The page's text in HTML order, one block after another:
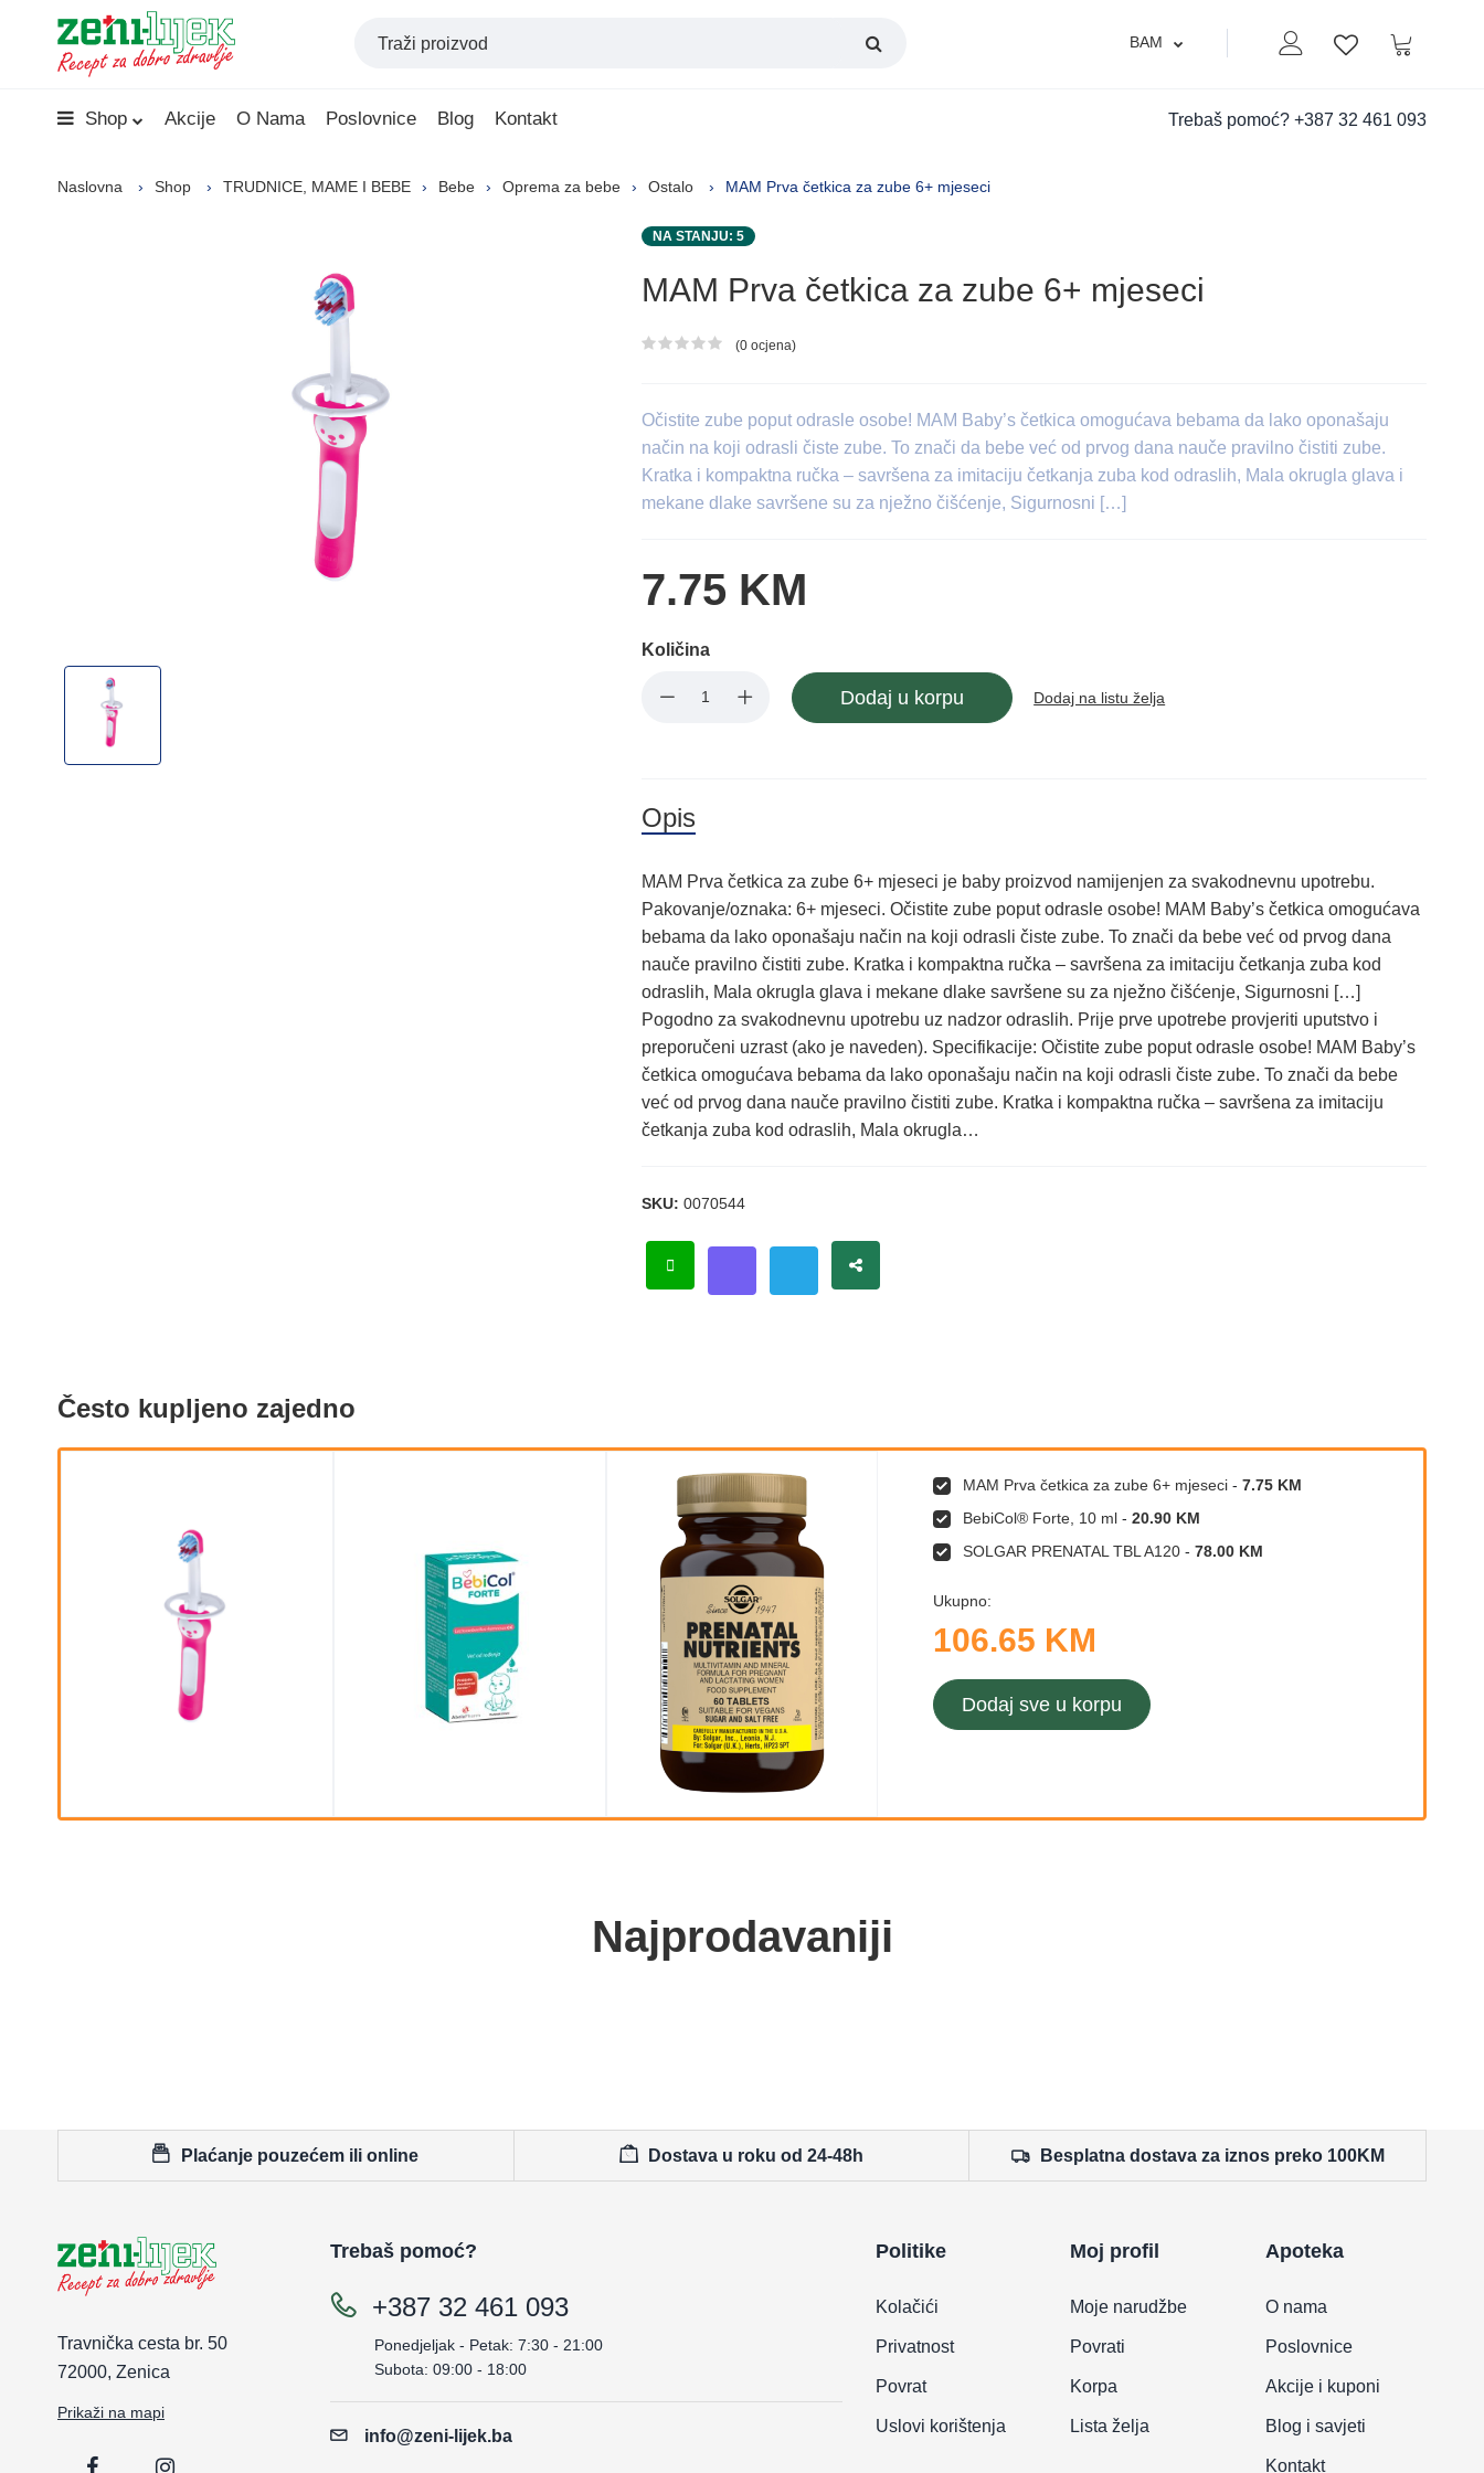
Moj nalogLista zelja
Korpa
BAM
Shop Akcije O Nama Poslovnice Blog Kontakt Trebaš pomoć? +387 32 461 093
Naslovna Shop TRUDNICE, MAME I BEBE Bebe Oprema za bebe Ostalo MAM Prva četkica za zube 6+ mjeseci
NA STANJU: 5
MAM Prva četkica za zube 6+ mjeseci
Ocjena proizvoda
(0 ocjena)
Očistite zube poput odrasle osobe! MAM Baby’s četkica omogućava bebama da lako oponašaju
način na koji odrasli čiste zube. To znači da bebe već od prvog dana nauče pravilno čistiti zube.
Kratka i kompaktna ručka – savršena za imitaciju četkanja zuba kod odraslih, Mala okrugla glava i
mekane dlake savršene su za nježno čišćenje, Sigurnosni […]
7.75 KM
Količina
Dodaj u korpu Dodaj na listu želja
Opis
MAM Prva četkica za zube 6+ mjeseci je baby proizvod namijenjen za svakodnevnu upotrebu.
Pakovanje/oznaka: 6+ mjeseci. Očistite zube poput odrasle osobe! MAM Baby’s četkica omogućava
bebama da lako oponašaju način na koji odrasli čiste zube. To znači da bebe već od prvog dana
nauče pravilno čistiti zube. Kratka i kompaktna ručka – savršena za imitaciju četkanja zuba kod
odraslih, Mala okrugla glava i mekane dlake savršene su za nježno čišćenje, Sigurnosni […]
Pogodno za svakodnevnu upotrebu uz nadzor odraslih. Prije prve upotrebe provjeriti uputstvo i
preporučeni uzrast (ako je naveden). Specifikacije: Očistite zube poput odrasle osobe! MAM Baby’s
četkica omogućava bebama da lako oponašaju način na koji odrasli čiste zube. To znači da bebe
već od prvog dana nauče pravilno čistiti zube. Kratka i kompaktna ručka – savršena za imitaciju
četkanja zuba kod odraslih, Mala okrugla…
SKU:0070544
Često kupljeno zajedno
MAM Prva četkica za zube 6+ mjeseci -7.75 KM
BebiCol® Forte, 10 ml -20.90 KM
SOLGAR PRENATAL TBL A120 -78.00 KM
Ukupno:
106.65 KM
Dodaj sve u korpu
Najprodavaniji
Plaćanje pouzećem ili online Dostava u roku od 24-48h Besplatna dostava za iznos preko 100KM
Travnička cesta br. 50
72000, Zenica
Prikaži na mapi
Trebaš pomoć?
+387 32 461 093
Ponedjeljak - Petak: 7:30 - 21:00
Subota: 09:00 - 18:00
info@zeni-lijek.ba
Politike
Kolačići
Privatnost
Povrat
Uslovi korištenja
Moj profil
Moje narudžbe
Povrati
Korpa
Lista želja
Apoteka
O nama
Poslovnice
Akcije i kuponi
Blog i savjeti
Kontakt